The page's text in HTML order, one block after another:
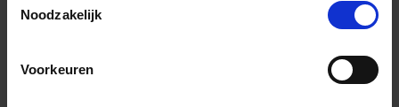
Noodzakelijk
Voorkeuren
Algemene informatie